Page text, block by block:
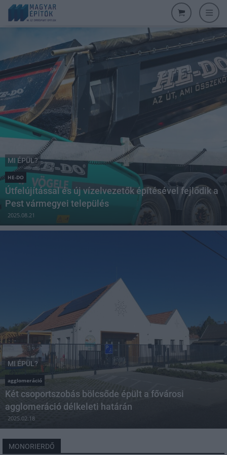
MI ÉPÜL?
HE-DO
Útfelújítással és új vízelvezetők építésével fejlődik a
Pest vármegyei település
2025.08.21
MI ÉPÜL?
agglomeráció
Két csoportszobás bölcsőde épült a fővárosi
agglomeráció délkeleti határán
2025.02.18
MONORIERDŐ